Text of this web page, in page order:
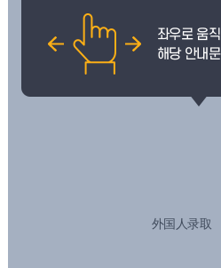
外国人录取